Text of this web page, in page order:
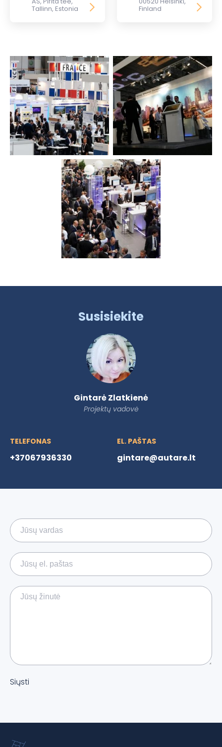
Tallinn, Estonia Finland
Susisiekite
Gintarė Zlatkienė
Projektų vadovė
TELEFONAS
+37067936330
EL. PAŠTAS
gintare@autare.lt
Siųsti